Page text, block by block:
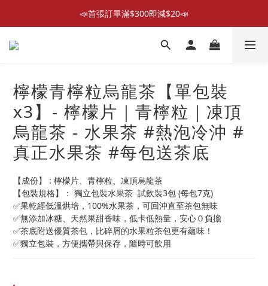
📣首張訂單滿$300即減$20📣
📣首張訂單滿$300即減$20📣
散水回禮禮物 滿件再折優惠🎉
📣首張訂單滿$300即減$20📣
檸檬青檸粒烏龍茶【單包裝
x3】- 檸檬片｜青檸粒｜凍頂
烏龍茶 - 水果茶 #熱泡冷沖 #
真正水果茶 #每包送茶底
【成份】 : 檸檬片、青檸粒、凍頂烏龍茶
【包裝規格】： 獨立包裝水果茶  試飲裝3包 (每包7克)
✅果乾經低溫烘培，100%水果茶，可回沖直至茶包無味
✅無添加冰糖、天然果甜香味，低卡低熱量，安心０負擔
✅茶底附送優質茶包，比碎屑的水果粒茶包更有蘊味！
✅獨立包裝，方便攜帶與保存，隨時可飲用